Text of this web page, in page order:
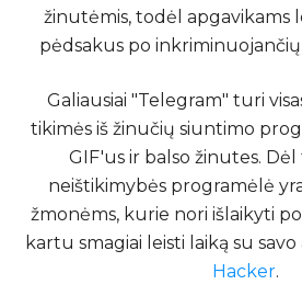
žinutėmis, todėl apgavikams
pėdsakus po
Galiausiai "Telegram" turi
tikimės iš žinučių siuntimo
GIF'us ir balso žinutes.
neištikimybės programėlė
žmonėms, kurie nori išlaikyti
kartu smagiai leisti laiką su
Hacker.